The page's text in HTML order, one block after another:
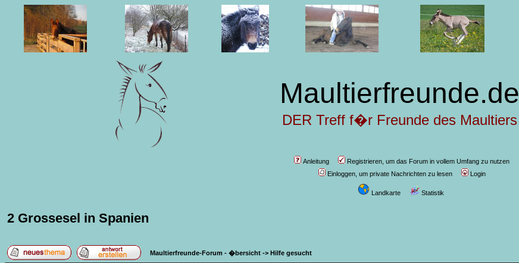
Maultierfreunde.de
DER Treff f�r Freunde des Maultiers
Anleitung
Registrieren, um das Forum in vollem Umfang zu nutzen
Einloggen, um private Nachrichten zu lesen
Login
Landkarte Statistik
2 Grossesel in Spanien
Maultierfreunde-Forum - �bersicht -> Hilfe gesucht